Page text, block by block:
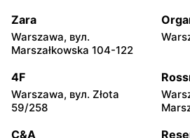
moje sklepy
Górki, вул. Górki 71
moje
moje sklepy
Iwierzyce, вул. Iwierzyce
152A
moje
moje sklepy moje
Zara
Warszawa, вул.
Marszałkowska 104-122
4F
Warszawa, вул. Złota
59/258
C&A